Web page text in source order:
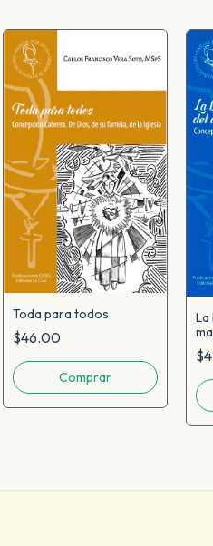
Toda para todos
$46.00
La